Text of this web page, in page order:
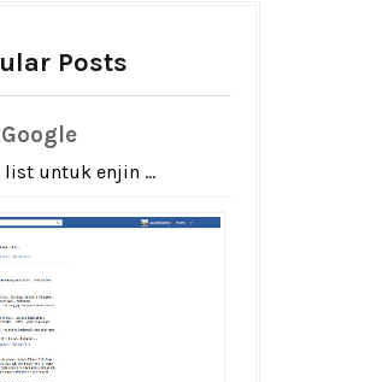
Posts
Google
list untuk enjin ...